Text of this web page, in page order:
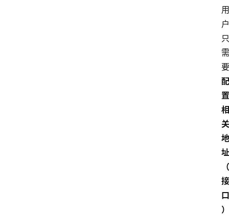
用
户
只
需
要
配
置
相
关
地
址
（
接
口
）